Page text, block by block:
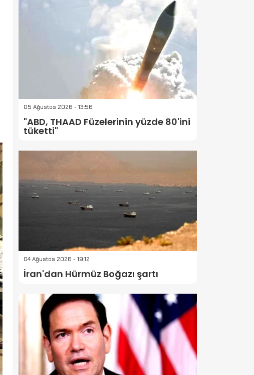
05 Ağustos 2026 - 13:56
"ABD, THAAD Füzelerinin yüzde 80'ini
tüketti"
04 Ağustos 2026 - 19:12
İran'dan Hürmüz Boğazı şartı